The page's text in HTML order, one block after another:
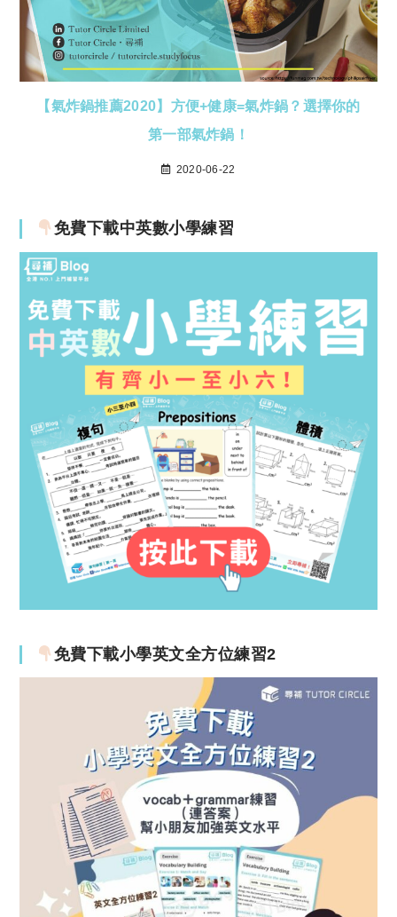
【氣炸鍋推薦2020】方便+健康=氣炸鍋？選擇你的
第一部氣炸鍋！
2020-06-22
免費下載中英數小學練習
免費下載小學英文全方位練習2